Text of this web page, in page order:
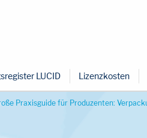
LUCID Lizenzkosten
Praxisguide für Produzenten: